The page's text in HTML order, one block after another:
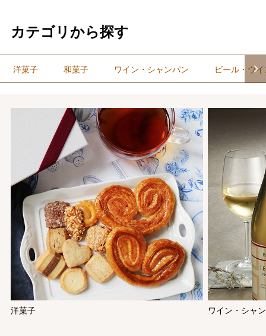
カテゴリから探す
洋菓子 和菓子 ワイン・シャンパン ビール・ウ
洋菓子 ワイン・シャ